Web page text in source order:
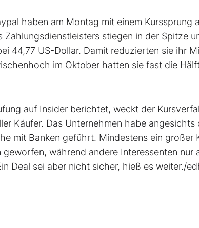
haben am Montag mit einem Kurssprung
stiegen in der Spitze
44,77 US-Dollar. Damit reduzierten sie ihr
im Oktober hatten sie fast die
auf Insider berichtet, weckt der
Käufer. Das Unternehmen habe angesichts
mit Banken geführt. Mindestens ein großer
während andere Interessenten nur
Deal sei aber nicht sicher, hieß es weiter./